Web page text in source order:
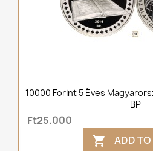
10000 Forint 5 Éves
BP
Ft25,000
 ADD